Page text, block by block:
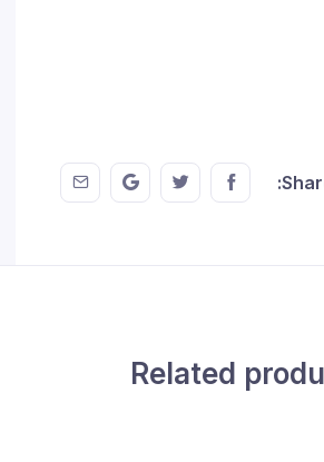
Share this on FaceBook
Share this on Twitter
on GMail
Related